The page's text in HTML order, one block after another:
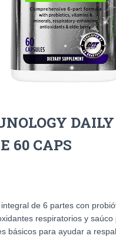
60 CAPS
de 6 partes con
respiratorios y
básicos para ayudar a